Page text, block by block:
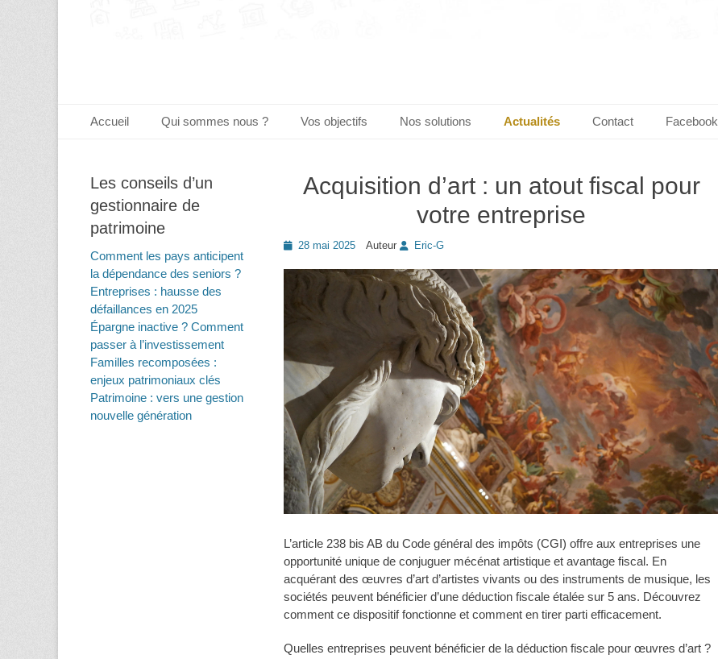
Menu principal
Accueil Qui sommes nous ? Vos objectifs Nos solutions Actualités Contact Facebook
Acquisition d’art : un atout fiscal pour
votre entreprise
Posted28 mai 2025 Auteur Eric-G
L’article 238 bis AB du Code général des impôts (CGI) offre aux entreprises une
opportunité unique de conjuguer mécénat artistique et avantage fiscal. En
acquérant des œuvres d’art d’artistes vivants ou des instruments de musique, les
sociétés peuvent bénéficier d’une déduction fiscale étalée sur 5 ans. Découvrez
comment ce dispositif fonctionne et comment en tirer parti efficacement.
Quelles entreprises peuvent bénéficier de la déduction fiscale pour œuvres d’art ?
Les conseils d’un
gestionnaire de
patrimoine
Comment les pays anticipent
la dépendance des seniors ?
Entreprises : hausse des
défaillances en 2025
Épargne inactive ? Comment
passer à l’investissement
Familles recomposées :
enjeux patrimoniaux clés
Patrimoine : vers une gestion
nouvelle génération